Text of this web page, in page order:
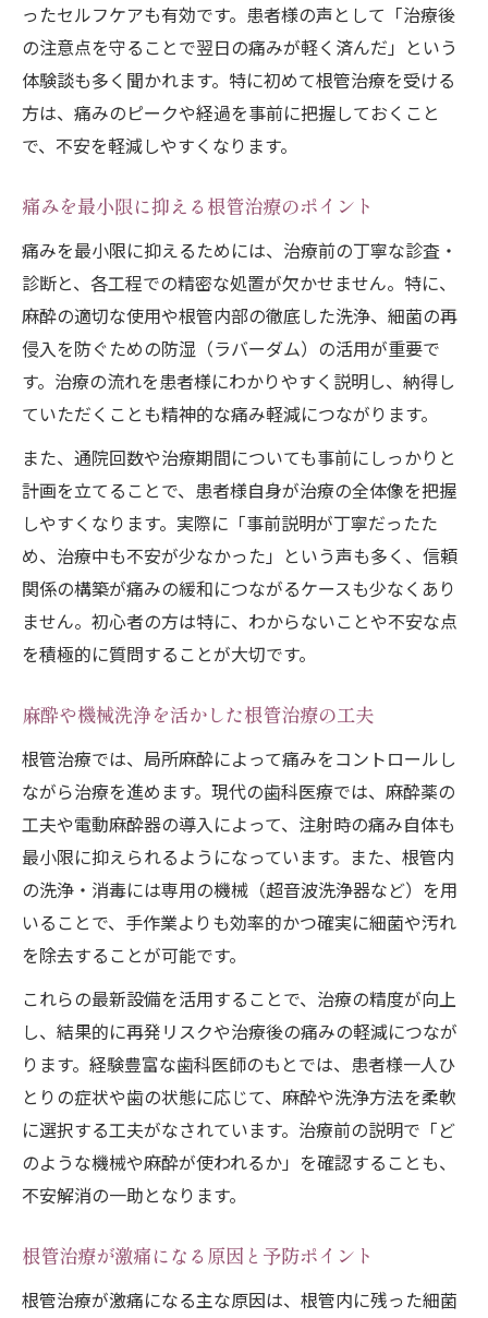
ったセルフケアも有効です。患者様の声として「治療後
の注意点を守ることで翌日の痛みが軽く済んだ」という
体験談も多く聞かれます。特に初めて根管治療を受ける
方は、痛みのピークや経過を事前に把握しておくこと
で、不安を軽減しやすくなります。
痛みを最小限に抑える根管治療のポイント
痛みを最小限に抑えるためには、治療前の丁寧な診査・
診断と、各工程での精密な処置が欠かせません。特に、
麻酔の適切な使用や根管内部の徹底した洗浄、細菌の再
侵入を防ぐための防湿（ラバーダム）の活用が重要で
す。治療の流れを患者様にわかりやすく説明し、納得し
ていただくことも精神的な痛み軽減につながります。
また、通院回数や治療期間についても事前にしっかりと
計画を立てることで、患者様自身が治療の全体像を把握
しやすくなります。実際に「事前説明が丁寧だったた
め、治療中も不安が少なかった」という声も多く、信頼
関係の構築が痛みの緩和につながるケースも少なくあり
ません。初心者の方は特に、わからないことや不安な点
を積極的に質問することが大切です。
麻酔や機械洗浄を活かした根管治療の工夫
根管治療では、局所麻酔によって痛みをコントロールし
ながら治療を進めます。現代の歯科医療では、麻酔薬の
工夫や電動麻酔器の導入によって、注射時の痛み自体も
最小限に抑えられるようになっています。また、根管内
の洗浄・消毒には専用の機械（超音波洗浄器など）を用
いることで、手作業よりも効率的かつ確実に細菌や汚れ
を除去することが可能です。
これらの最新設備を活用することで、治療の精度が向上
し、結果的に再発リスクや治療後の痛みの軽減につなが
ります。経験豊富な歯科医師のもとでは、患者様一人ひ
とりの症状や歯の状態に応じて、麻酔や洗浄方法を柔軟
に選択する工夫がなされています。治療前の説明で「ど
のような機械や麻酔が使われるか」を確認することも、
不安解消の一助となります。
根管治療が激痛になる原因と予防ポイント
根管治療が激痛になる主な原因は、根管内に残った細菌